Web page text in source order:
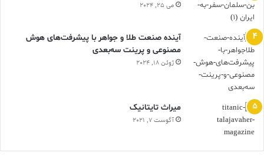
می 25, 2024
آینده صنعت طلا و جواهر با پیشرفت‌های هوش
مصنوعی و پرینت سه‌بعدی
ژوئن 18, 2024
ميراث تايتانيک
آگوست 7, 2021